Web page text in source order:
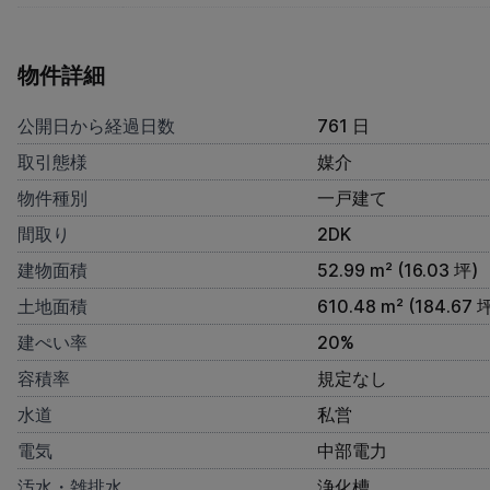
物件詳細
公開日から経過日数
761 日
取引態様
媒介
物件種別
一戸建て
間取り
2DK
建物面積
52.99 m² (16.03 坪)
土地面積
610.48 m² (184.67
建ぺい率
20%
容積率
規定なし
水道
私営
電気
中部電力